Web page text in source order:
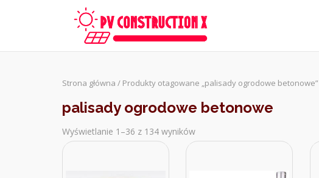
Strona główna / Produkty otagowane „palisady ogrodowe betonowe”
palisady ogrodowe betonowe
Wyświetlanie 1–36 z 134 wyników
Sorted